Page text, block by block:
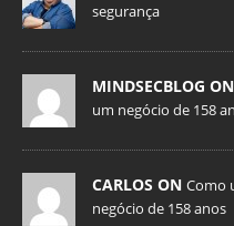
segurança
MINDSECBLOG ON
um negócio de 158
CARLOS ON Como
negócio de 158 anos